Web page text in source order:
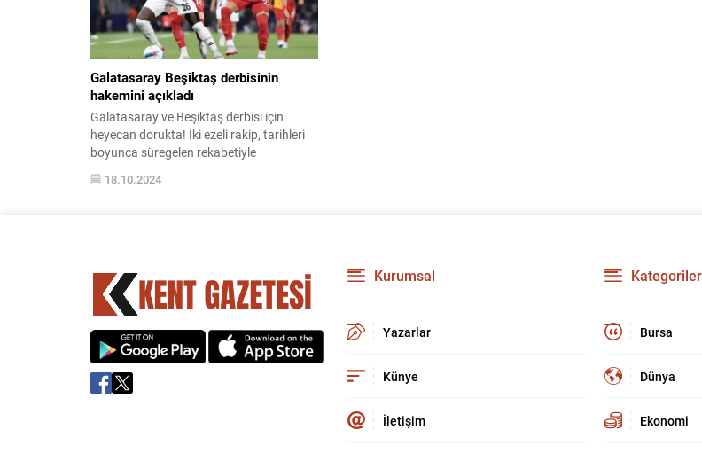
Galatasaray Beşiktaş derbisinin
hakemini açıkladı
Galatasaray ve Beşiktaş derbisi için
heyecan dorukta! İki ezeli rakip, tarihleri
boyunca süregelen rekabetiyle
futbolseverleri ekran başına kilitleyecek.
Detaylar, analizler ve maç öncesi
18.10.2024
Kurumsal
Yazarlar
Künye
İletişim
Kategoriler
Bursa
Dünya
Ekonomi